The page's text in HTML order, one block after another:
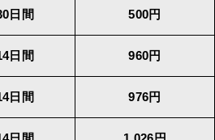
日間 500円
日間 960円
日間 976円